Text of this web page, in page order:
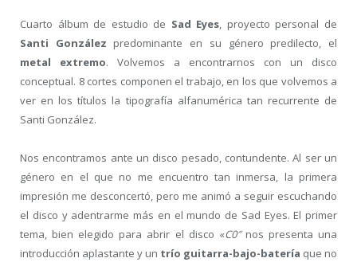
Cuarto álbum de estudio de Sad Eyes, proyecto personal de
Santi González predominante en su género predilecto, el
metal extremo. Volvemos a encontrarnos con un disco
conceptual. 8 cortes componen el trabajo, en los que volvemos a
ver en los títulos la tipografía alfanumérica tan recurrente de
Santi González.
Nos encontramos ante un disco pesado, contundente. Al ser un
género en el que no me encuentro tan inmersa, la primera
impresión me desconcertó, pero me animó a seguir escuchando
el disco y adentrarme más en el mundo de Sad Eyes. El primer
tema, bien elegido para abrir el disco «C0″nos presenta una
introducción aplastante y un trío guitarra-bajo-batería que no